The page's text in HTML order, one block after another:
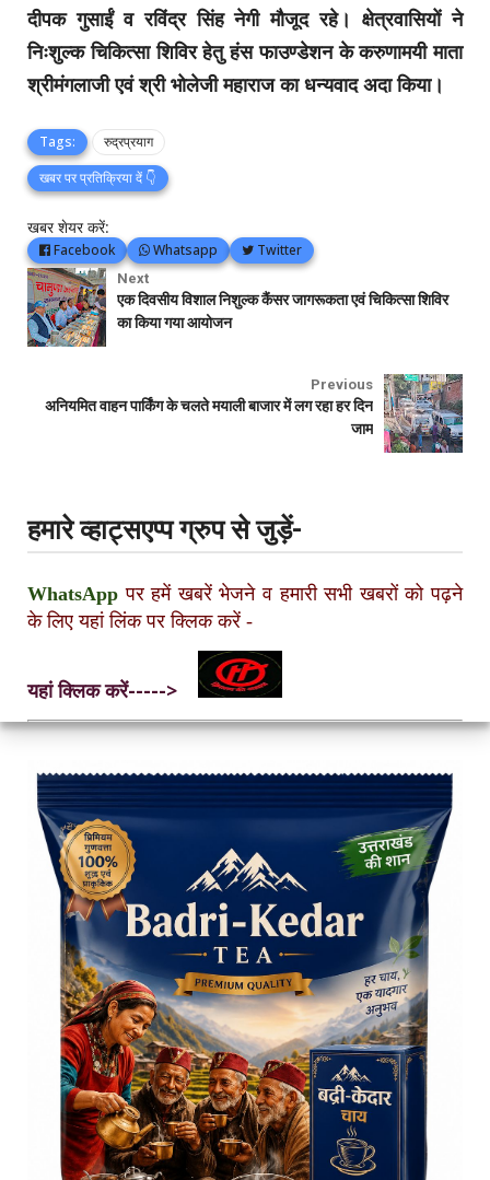
दीपक गुसाईं व रविंद्र सिंह नेगी मौजूद रहे। क्षेत्रवासियों ने
निःशुल्क चिकित्सा शिविर हेतु हंस फाउण्डेशन के करुणामयी माता
श्रीमंगलाजी एवं श्री भोलेजी महाराज का धन्यवाद अदा किया।
Tags:
रुद्रप्रयाग
खबर पर प्रतिक्रिया दें 👇
खबर शेयर करें:
Facebook Whatsapp Twitter
Next
एक दिवसीय विशाल निशुल्क कैंसर जागरूकता एवं चिकित्सा शिविर
का किया गया आयोजन
Previous
अनियमित वाहन पार्किंग के चलते मयाली बाजार में लग रहा हर दिन
जाम
हमारे व्हाट्सएप्प ग्रुप से जुड़ें-
WhatsApp पर हमें खबरें भेजने व हमारी सभी खबरों को पढ़ने
के लिए यहां लिंक पर क्लिक करें -
यहां क्लिक करें----->